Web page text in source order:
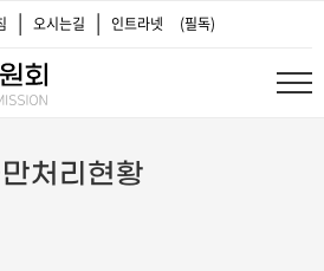
| 오시는길 | 인트라넷 (필독)
위원회 소개
처리현황